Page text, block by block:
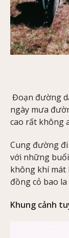
Đoạn đường
ngày mưa
cao rất không
Cung đường
với những
không khí mát
đồng cỏ bao
Khung cảnh